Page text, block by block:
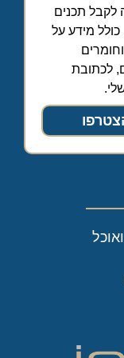
לקבל תכנים
כולל מידע על
לכתובת